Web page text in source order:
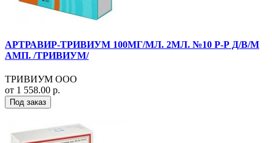
АРТРАВИР-ТРИВИУМ 100МГ/МЛ. 2МЛ. №10 Р-Р Д/В/М
АМП. /ТРИВИУМ/
ТРИВИУМ ООО
от 1 558.00 р.
Под заказ